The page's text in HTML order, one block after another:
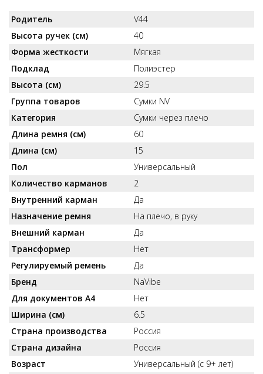
Родитель
V44
Высота ручек (см)
40
Форма жесткости
Мягкая
Подклад
Полиэстер
Высота (см)
29.5
Группа товаров
Сумки NV
Категория
Сумки через плечо
Длина ремня (см)
60
Длина (см)
15
Пол
Универсальный
Количество карманов
2
Внутренний карман
Да
Назначение ремня
На плечо, в руку
Внешний карман
Да
Трансформер
Нет
Регулируемый ремень
Да
Бренд
NaVibe
Для документов А4
Нет
Ширина (см)
6.5
Страна производства
Россия
Страна дизайна
Россия
Возраст
Универсальный (с 9+ лет)